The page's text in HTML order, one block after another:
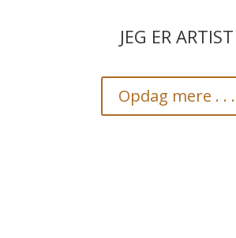
JEG ER ARTIST
Opdag mere . . .